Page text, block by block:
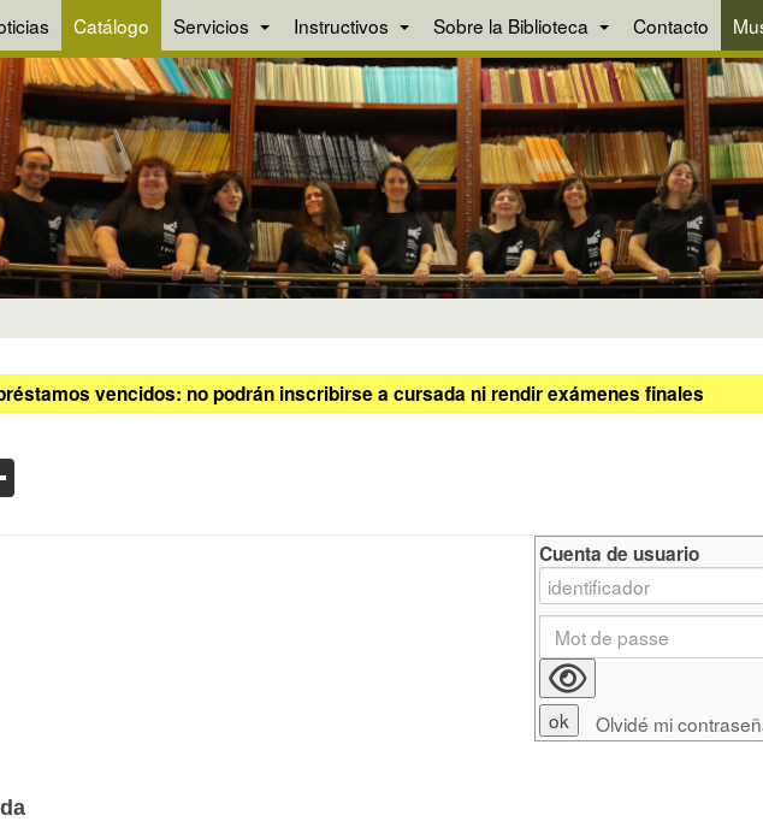
Catálogo Servicios Instructivos Sobre la Biblioteca Contacto
vencidos: no podrán inscribirse a cursada ni rendir exámenes finales
Cuenta de usuario
Olvidé mi